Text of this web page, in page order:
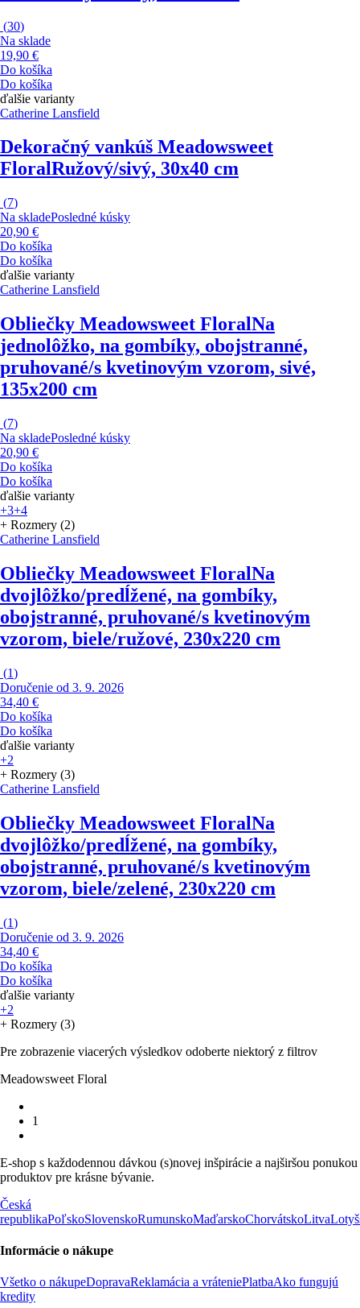
(30)
Na sklade
19,90 €
Do košíka
Do košíka
ďalšie varianty
Catherine Lansfield
Dekoračný vankúš Meadowsweet
FloralRužový/sivý, 30x40 cm
(7)
Na skladePosledné kúsky
20,90 €
Do košíka
Do košíka
ďalšie varianty
Catherine Lansfield
Obliečky Meadowsweet FloralNa
jednolôžko, na gombíky, obojstranné,
pruhované/s kvetinovým vzorom, sivé,
135x200 cm
(7)
Na skladePosledné kúsky
20,90 €
Do košíka
Do košíka
ďalšie varianty
+3+4
+ Rozmery (2)
Catherine Lansfield
Obliečky Meadowsweet FloralNa
dvojlôžko/predĺžené, na gombíky,
obojstranné, pruhované/s kvetinovým
vzorom, biele/ružové, 230x220 cm
(1)
Doručenie od 3. 9. 2026
34,40 €
Do košíka
Do košíka
ďalšie varianty
+2
+ Rozmery (3)
Catherine Lansfield
Obliečky Meadowsweet FloralNa
dvojlôžko/predĺžené, na gombíky,
obojstranné, pruhované/s kvetinovým
vzorom, biele/zelené, 230x220 cm
(1)
Doručenie od 3. 9. 2026
34,40 €
Do košíka
Do košíka
ďalšie varianty
+2
+ Rozmery (3)
Pre zobrazenie viacerých výsledkov odoberte niektorý z filtrov
Meadowsweet Floral
1
E-shop s každodennou dávkou (s)novej inšpirácie a najširšou ponukou
produktov pre krásne bývanie.
Česká
republikaPoľskoSlovenskoRumunskoMaďarskoChorvátskoLitva
Informácie o nákupe
Všetko o nákupeDopravaReklamácia a vráteniePlatbaAko fungujú
kredity